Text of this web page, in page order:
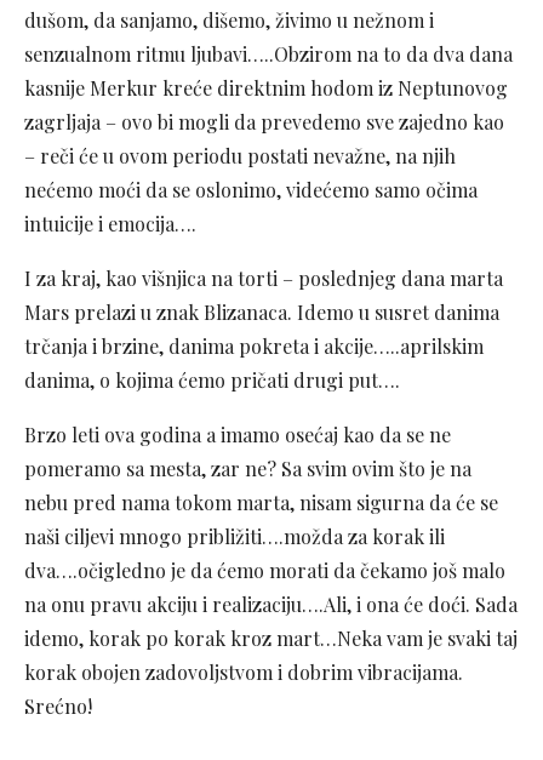
dušom, da sanjamo, dišemo, živimo u nežnom i
senzualnom ritmu ljubavi…..Obzirom na to da dva dana
kasnije Merkur kreće direktnim hodom iz Neptunovog
zagrljaja – ovo bi mogli da prevedemo sve zajedno kao
– reči će u ovom periodu postati nevažne, na njih
nećemo moći da se oslonimo, videćemo samo očima
intuicije i emocija….
I za kraj, kao višnjica na torti – poslednjeg dana marta
Mars prelazi u znak Blizanaca. Idemo u susret danima
trčanja i brzine, danima pokreta i akcije…..aprilskim
danima, o kojima ćemo pričati drugi put….
Brzo leti ova godina a imamo osećaj kao da se ne
pomeramo sa mesta, zar ne? Sa svim ovim što je na
nebu pred nama tokom marta, nisam sigurna da će se
naši ciljevi mnogo približiti….možda za korak ili
dva….očigledno je da ćemo morati da čekamo još malo
na onu pravu akciju i realizaciju….Ali, i ona će doći. Sada
idemo, korak po korak kroz mart…Neka vam je svaki taj
korak obojen zadovoljstvom i dobrim vibracijama.
Srećno!